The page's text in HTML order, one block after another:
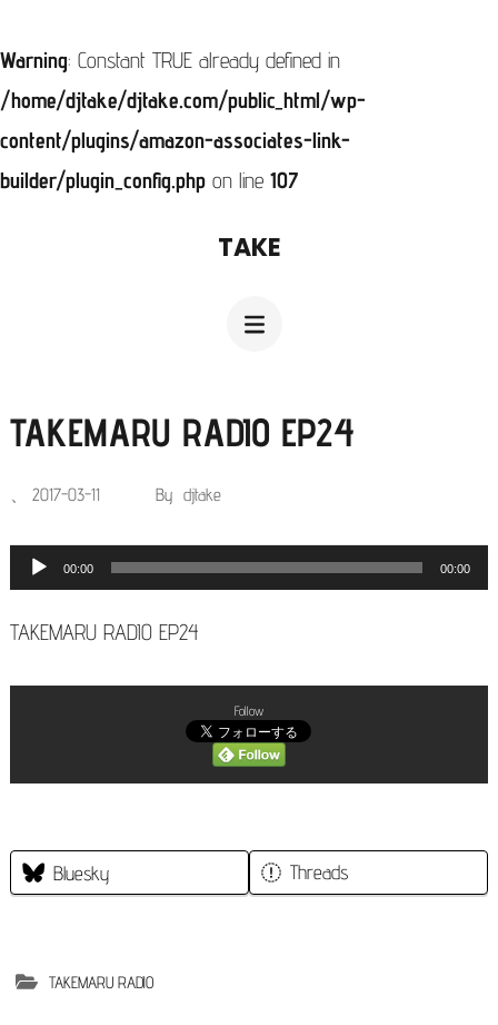
Warning: Constant TRUE already defined in
/home/djtake/djtake.com/public_html/wp-
content/plugins/amazon-associates-link-
builder/plugin_config.php on line 107
へ
キ
ッ
(Enter
TAKE
TAKEMARU RADIO EP24
、 2017-03-11 By djtake
プ
レ
00:00 00:00
TAKEMARU RADIO EP24
Follow
Bluesky Threads
TAKEMARU RADIO